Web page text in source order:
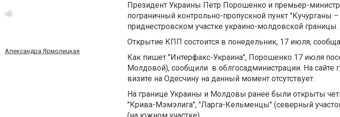
Александра Ярмолицкая
Президент Украины Петр Порошенко и премьер-
пограничный контрольно-пропускной пункт "Кучурганы
приднестровском участке украино-молдовской границы.
Открытие КПП состоится в понедельник, 17 июля,
Как пишет "Интерфакс-Украина", Порошенко 17 июля
Молдовой), сообщили в облгосадминистрации. На сайте
визите на Одесчину на данный момент отсутствует.
На границе Украины и Молдовы ранее были открыты
"Крива-Мэмэлига", "Ларга-Кельменцы" (северный